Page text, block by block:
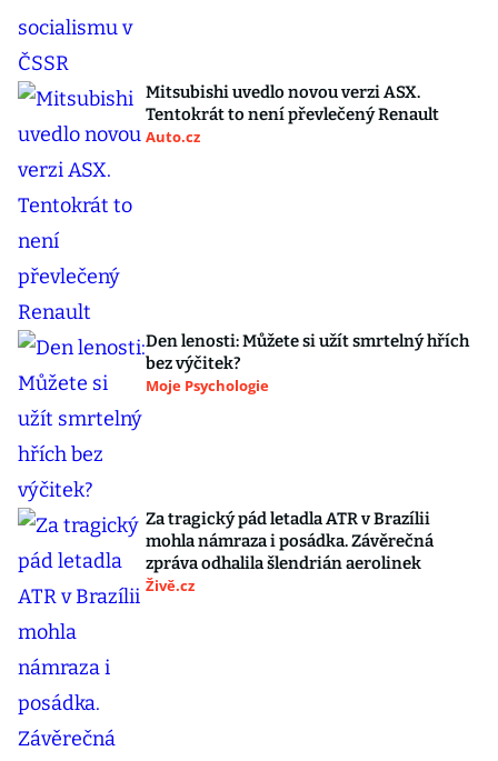
Mitsubishi uvedlo novou verzi ASX.
Tentokrát to není převlečený Renault
Auto.cz
Den lenosti: Můžete si užít smrtelný hřích
bez výčitek?
Moje Psychologie
Za tragický pád letadla ATR v Brazílii
mohla námraza i posádka. Závěrečná
zpráva odhalila šlendrián aerolinek
Živě.cz